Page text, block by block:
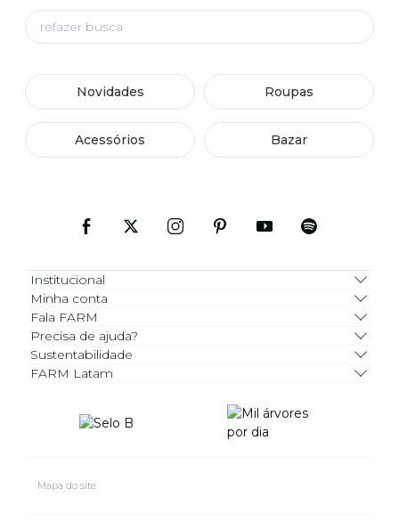
Novidades Roupas
Acessórios Bazar
Institucional
Minha conta
Fala FARM
Precisa de ajuda?
Sustentabilidade
FARM Latam
Mapa do site